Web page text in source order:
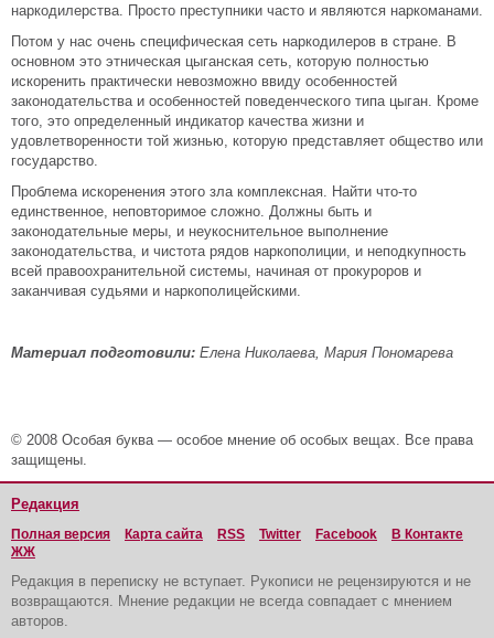
наркодилерства. Просто преступники часто и являются наркоманами.
Потом у нас очень специфическая сеть наркодилеров в стране. В
основном это этническая цыганская сеть, которую полностью
искоренить практически невозможно ввиду особенностей
законодательства и особенностей поведенческого типа цыган. Кроме
того, это определенный индикатор качества жизни и
удовлетворенности той жизнью, которую представляет общество или
государство.
Проблема искоренения этого зла комплексная. Найти что-то
единственное, неповторимое сложно. Должны быть и
законодательные меры, и неукоснительное выполнение
законодательства, и чистота рядов наркополиции, и неподкупность
всей правоохранительной системы, начиная от прокуроров и
заканчивая судьями и наркополицейскими.
Материал подготовили: Елена Николаева, Мария Пономарева
© 2008 Особая буква — особое мнение об особых вещах. Все права
защищены.
Редакция
Полная версия Карта сайта RSS Twitter Facebook
В Контакте
ЖЖ
Редакция в переписку не вступает. Рукописи не рецензируются и не
возвращаются. Мнение редакции не всегда совпадает с мнением
авторов.